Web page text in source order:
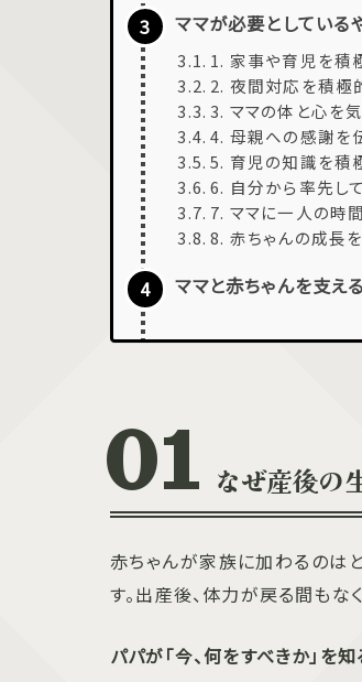
ママが必要としている
1. 家事や育児を積
2. 夜間対応を積極
3. ママの体と心を
4. 母親への感謝を
5. 育児の知識を積
6. 自分から率先し
7. ママに一人の時
8. 赤ちゃんの成長
ママと赤ちゃんを支え
なぜ産後の
赤ちゃんが家族に加わるのは
す。出産後、体力が戻る間も
パパが「今、何をすべきか」を